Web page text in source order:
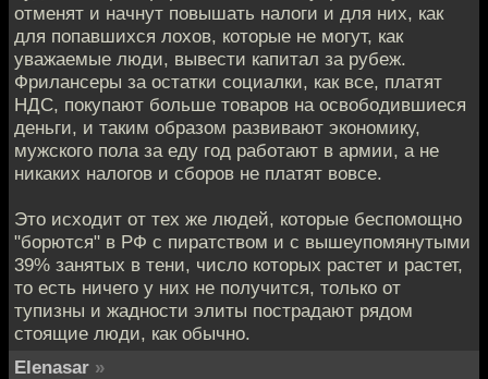
отменят и начнут повышать налоги и для них, как
для попавшихся лохов, которые не могут, как
уважаемые люди, вывести капитал за рубеж.
Фрилансеры за остатки социалки, как все, платят
НДС, покупают больше товаров на освободившиеся
деньги, и таким образом развивают экономику,
мужского пола за еду год работают в армии, а не
никаких налогов и сборов не платят вовсе.
Это исходит от тех же людей, которые беспомощно
"борются" в РФ с пиратством и с вышеупомянутыми
39% занятых в тени, число которых растет и растет,
то есть ничего у них не получится, только от
тупизны и жадности элиты пострадают рядом
стоящие люди, как обычно.
Elenasar »